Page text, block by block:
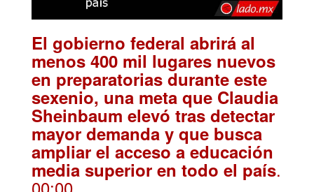
El gobierno federal abrirá al
menos 400 mil lugares nuevos
en preparatorias durante este
sexenio, una meta que Claudia
Sheinbaum elevó tras detectar
mayor demanda y que busca
ampliar el acceso a educación
media superior en todo el país.